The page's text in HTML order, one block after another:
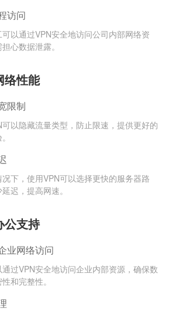
访问
以通过VPN安全地访问公司内部网络资
心数据泄露。
络性能
限制
可以隐藏流量类型，防止限速，提供更好的
下，使用VPN可以选择更快的服务器路
迟，提高网速。
公支持
业网络访问
通过VPN安全地访问企业内部资源，确保数
和完整性。